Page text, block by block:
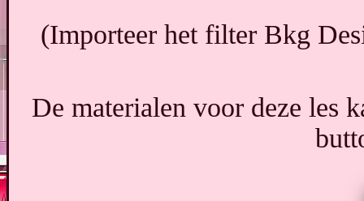
(Importeer het filter Bkg
De materialen voor deze les